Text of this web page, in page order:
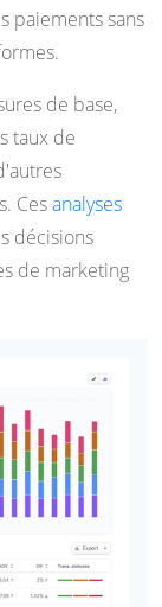
paiements sans
de base,
taux de
Cesanalyses
décisions
de marketing